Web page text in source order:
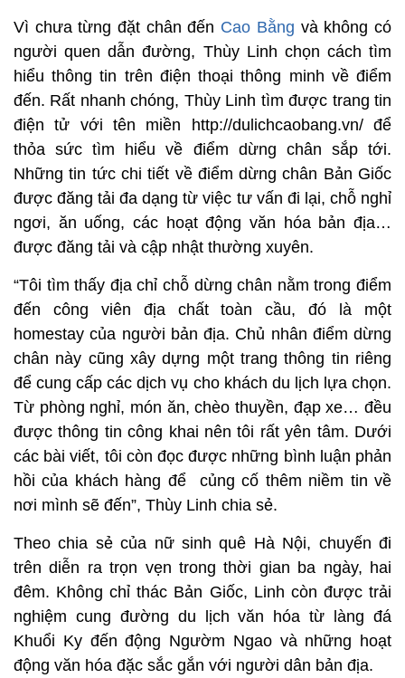
Vì chưa từng đặt chân đến Cao Bằng và không có
người quen dẫn đường, Thùy Linh chọn cách tìm
hiểu thông tin trên điện thoại thông minh về điểm
đến. Rất nhanh chóng, Thùy Linh tìm được trang tin
điện tử với tên miền http://dulichcaobang.vn/ để
thỏa sức tìm hiểu về điểm dừng chân sắp tới.
Những tin tức chi tiết về điểm dừng chân Bản Giốc
được đăng tải đa dạng từ việc tư vấn đi lại, chỗ nghỉ
ngơi, ăn uống, các hoạt động văn hóa bản địa…
được đăng tải và cập nhật thường xuyên.
“Tôi tìm thấy địa chỉ chỗ dừng chân nằm trong điểm
đến công viên địa chất toàn cầu, đó là một
homestay của người bản địa. Chủ nhân điểm dừng
chân này cũng xây dựng một trang thông tin riêng
để cung cấp các dịch vụ cho khách du lịch lựa chọn.
Từ phòng nghỉ, món ăn, chèo thuyền, đạp xe… đều
được thông tin công khai nên tôi rất yên tâm. Dưới
các bài viết, tôi còn đọc được những bình luận phản
hồi của khách hàng để củng cố thêm niềm tin về
nơi mình sẽ đến”, Thùy Linh chia sẻ.
Theo chia sẻ của nữ sinh quê Hà Nội, chuyến đi
trên diễn ra trọn vẹn trong thời gian ba ngày, hai
đêm. Không chỉ thác Bản Giốc, Linh còn được trải
nghiệm cung đường du lịch văn hóa từ làng đá
Khuổi Ky đến động Ngườm Ngao và những hoạt
động văn hóa đặc sắc gắn với người dân bản địa.